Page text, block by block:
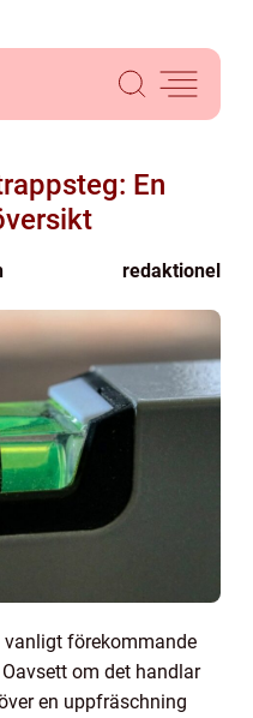
En
redaktionel
vanligt förekommande
om det handlar
en uppfräschning